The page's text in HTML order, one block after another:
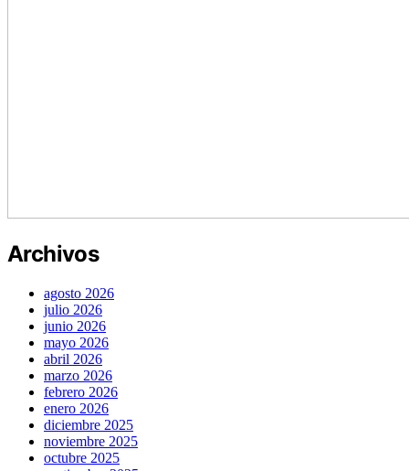
Archivos
agosto 2026
julio 2026
junio 2026
mayo 2026
abril 2026
marzo 2026
febrero 2026
enero 2026
diciembre 2025
noviembre 2025
octubre 2025